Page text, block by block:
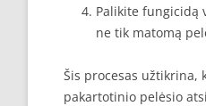
Palikite fungicidą
ne tik matomą
Šis procesas užtikrina,
pakartotinio pelėsio